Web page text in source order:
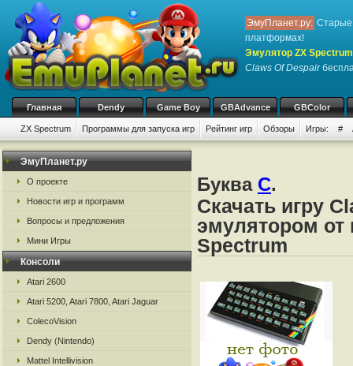
ЭмуПланет.ру: Старые
платформах!
Эмулятор ZX
Claws Of Despair
Главная Dendy Game Boy GBAdvance GBColor
ZX Spectrum Программы для запуска игр Рейтинг игр Обзоры Игры: #
ЭмуПланет.ру
О проекте
Новости игр и программ
Вопросы и предложения
Мини Игры
Консоли
Atari 2600
Atari 5200, Atari 7800, Atari Jaguar
ColecoVision
Dendy (Nintendo)
Mattel Intellivision
Буква C.
Скачать игру
эмулятором от
Spectrum